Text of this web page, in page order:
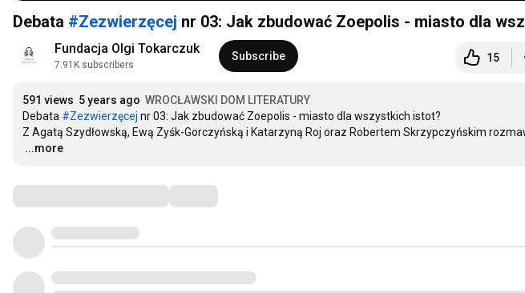
Debata #Zezwierzęcej nr 03: Jak zbudować Zoepolis - miasto dla
Fundacja Olgi Tokarczuk
7.91K subscribers
Subscribe 15
591 views 5 years ago WROCŁAWSKI DOM LITERATURY
Debata #Zezwierzęcej nr 03: Jak zbudować Zoepolis - miasto dla wszystkich istot?
…
...more